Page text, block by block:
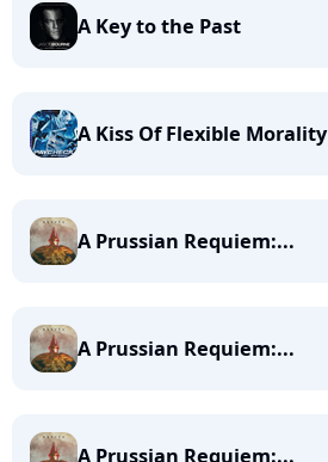
A Key to the Past
A Kiss Of Flexible Morality
A Prussian Requiem:...
A Prussian Requiem:...
A Prussian Requiem:...